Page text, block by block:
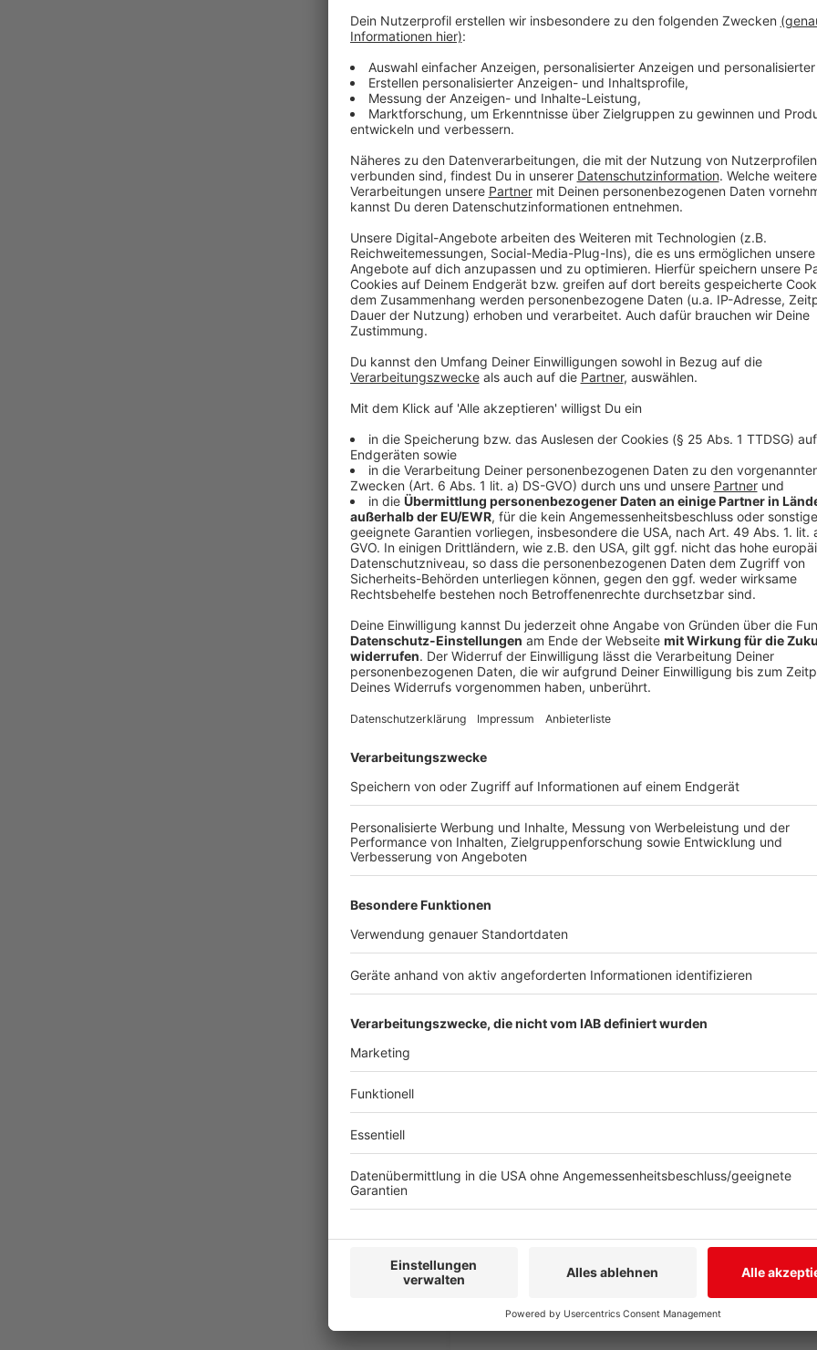
Die wahren Helden seiner Tour sieht er jedoch
„Ich fahr nur Fahrrad. Die echten Helden sind die
Anzeige
Interview Michael Sommerstange
Anzeige
Rückblick: Über 3.000 Euro Spenden bei
Anzeige
Schon im vergangenen Jahr zeigte sich, wie viel ein
Auf seiner ersten Spenden-Radreise durch sieben
Sommerstange innerhalb von zehn Wochen mehr
dreimal so viel wie ursprünglich geplant.
Der Erfolg überraschte selbst den erfahrenen
Spendenaktion organisiert hatte.
Begegnungen, Kulturen und Inspiration
Anzeige
Neben der sportlichen Herausforderung sind es vor
Sommerstange antreiben.
„Man bekommt ein gutes Gefühl für andere
erzählt er. Die vielfältigen Landschaften Europas –
Küstenlandschaften – machten jede Tour für ihn zu
Anzeige
Alltag auf zwei Rädern: Minimalismus und
Anzeige
Eine mehrwöchige Fahrradtour bedeutet auch, sich
„Man muss einiges Weniges mitnehmen“, sagt er
Lokalradios. Zwei Trikotsätze, Ersatzschläuche,
zur Grundausstattung. Erfahrungen aus früheren
haben seine Vorbereitung geprägt.
Heute legt er pro Tag bewusst weniger Kilometer
„Im Schnitt etwa 70 Kilometer. Das ist eine gute
Kulturen kennenzulernen.“
Anzeige